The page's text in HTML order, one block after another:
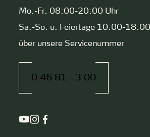
Mo.-Fr. 08:00-20:00 Uhr
Sa.-So. u. Feiertage 10:00-
über unsere Servicenummer
0 46 81 - 3 00